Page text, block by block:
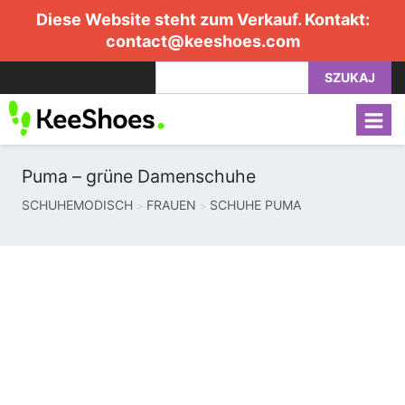
Diese Website steht zum Verkauf. Kontakt:
contact@keeshoes.com
SZUKAJ
Puma – grüne Damenschuhe
SCHUHEMODISCH FRAUEN SCHUHE PUMA